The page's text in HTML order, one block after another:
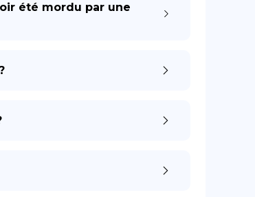
été mordu par une